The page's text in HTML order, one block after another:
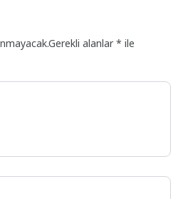
Gerekli alanlar* ile